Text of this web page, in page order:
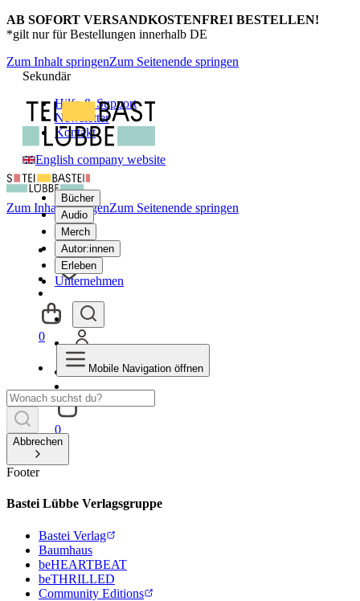
AB SOFORT VERSANDKOSTENFREI BESTELLEN!
*gilt nur für Bestellungen innerhalb DE
Zum Inhalt springenZum Seitenende springen
Sekundär
Hilfe & Support
Newsletter
Kontakt
English company website
Bücher
Audio
Merch
Autor:innen
Erleben
Unternehmen
0
Zum Inhalt springenZum Seitenende springen
0
Mobile Navigation öffnen
Abbrechen
Footer
Bastei Lübbe Verlagsgruppe
Bastei Verlag
Baumhaus
beHEARTBEAT
beTHRILLED
Community Editions